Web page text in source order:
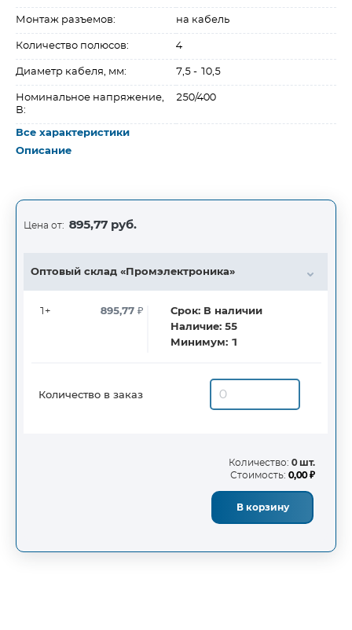
Монтаж разъемов: на кабель
Количество полюсов: 4
Диаметр кабеля, мм: 7,5 - 10,5
Номинальное напряжение,
В:
250/400
Все характеристики
Описание
Цена от: 895,77 руб.
Оптовый склад «Промэлектроника»
1+ 895,77₽ Срок: В наличии
Наличие:55
Минимум: 1
Количество в заказ
Количество: 0 шт.
Стоимость: 0,00 ₽
В корзину